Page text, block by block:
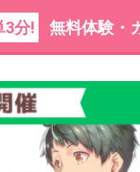
3分! 無料体験・